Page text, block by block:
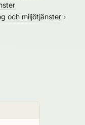
och miljötjänster ›